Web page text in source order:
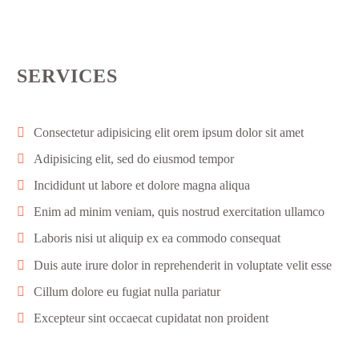
SERVICES
Consectetur adipisicing elit orem ipsum dolor sit amet
Adipisicing elit, sed do eiusmod tempor
Incididunt ut labore et dolore magna aliqua
Enim ad minim veniam, quis nostrud exercitation ullamco
Laboris nisi ut aliquip ex ea commodo consequat
Duis aute irure dolor in reprehenderit in voluptate velit esse
Cillum dolore eu fugiat nulla pariatur
Excepteur sint occaecat cupidatat non proident